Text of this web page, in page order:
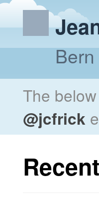
Bern
The
@jcfrick